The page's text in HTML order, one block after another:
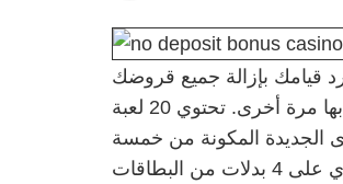
قيامك بإزالة جميع قروضك
التجريبية من البنك، ما عليك سوى تنشيط الصفحة الجديدة وبعد ذلك يمكنك اللعب بها مرة أخرى. تحتوي 20 لعبة Extremely Gorgeous على 20 خط دفع ثابت
الجديدة المكونة من خمسة